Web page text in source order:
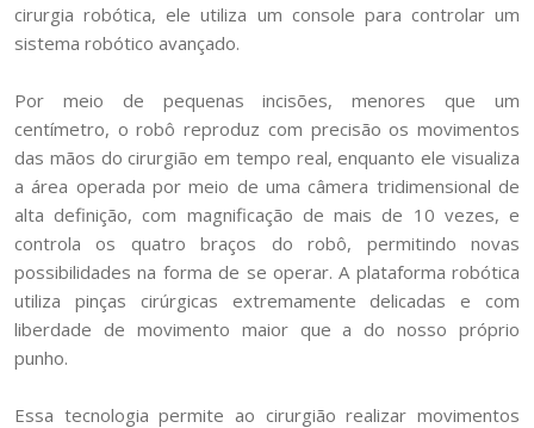
cirurgia robótica, ele utiliza um console para controlar um
sistema robótico avançado.
Por meio de pequenas incisões, menores que um
centímetro, o robô reproduz com precisão os movimentos
das mãos do cirurgião em tempo real, enquanto ele visualiza
a área operada por meio de uma câmera tridimensional de
alta definição, com magnificação de mais de 10 vezes, e
controla os quatro braços do robô, permitindo novas
possibilidades na forma de se operar. A plataforma robótica
utiliza pinças cirúrgicas extremamente delicadas e com
liberdade de movimento maior que a do nosso próprio
punho.
Essa tecnologia permite ao cirurgião realizar movimentos